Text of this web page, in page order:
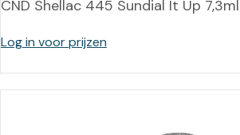
CND Shellac 445 Sundial It Up 7,3ml
Log in voor prijzen